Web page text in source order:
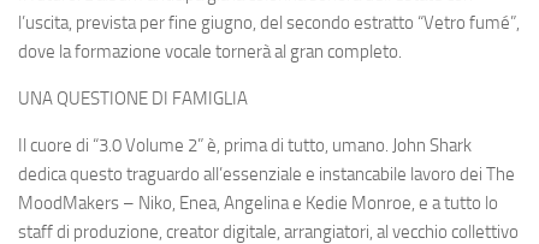
l’uscita, prevista per fine giugno, del secondo estratto “Vetro fumé”,
dove la formazione vocale tornerà al gran completo.
UNA QUESTIONE DI FAMIGLIA
Il cuore di “3.0 Volume 2” è, prima di tutto, umano. John Shark
dedica questo traguardo all’essenziale e instancabile lavoro dei The
MoodMakers – Niko, Enea, Angelina e Kedie Monroe, e a tutto lo
staff di produzione, creator digitale, arrangiatori, al vecchio collettivo